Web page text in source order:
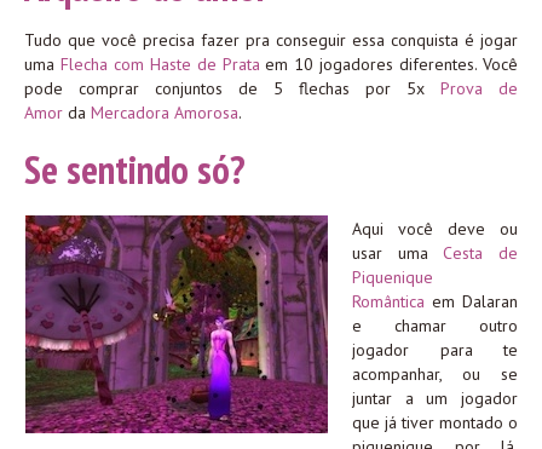
Tudo que você precisa fazer pra conseguir essa conquista é jogar
uma Flecha com Haste de Prata em 10 jogadores diferentes. Você
pode comprar conjuntos de 5 flechas por 5x Prova de
Amor da Mercadora Amorosa.
Se sentindo só?
Aqui você deve ou
usar umaCesta de
Piquenique
Romântica em Dalaran
e chamar outro
jogador para te
acompanhar, ou se
juntar a um jogador
que já tiver montado o